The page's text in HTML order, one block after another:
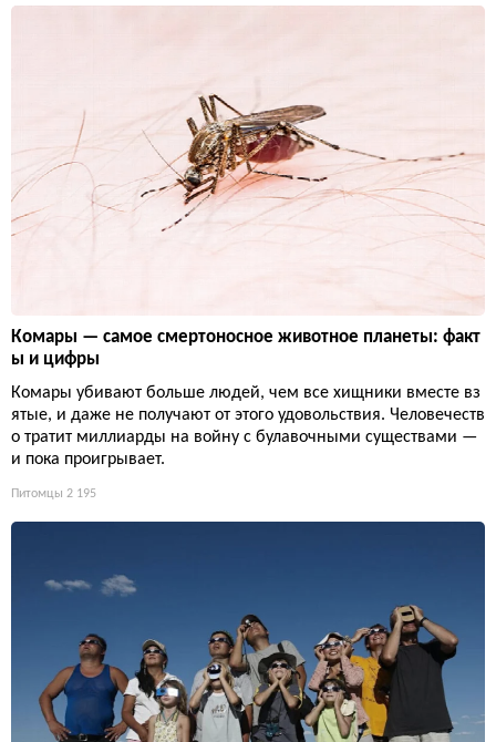
Комары — самое смертоносное животное планеты: факт
ы и цифры
Комары убивают больше людей, чем все хищники вместе вз
ятые, и даже не получают от этого удовольствия. Человечеств
о тратит миллиарды на войну с булавочными существами —
и пока проигрывает.
Питомцы 2 195